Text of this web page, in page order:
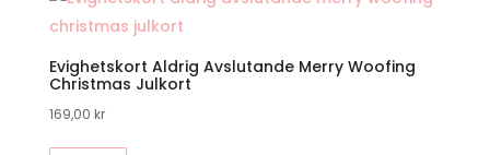
Evighetskort Aldrig Avslutande Merry Woofing
Christmas Julkort
169,00 kr